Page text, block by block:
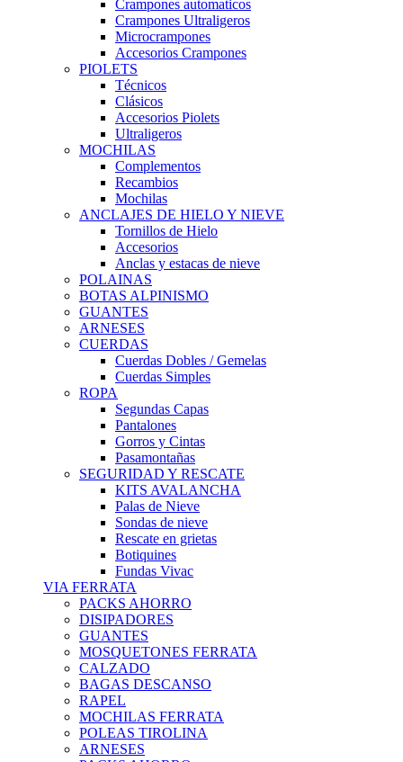
Crampones automaticos
Crampones Ultraligeros
Microcrampones
Accesorios Crampones
PIOLETS
Técnicos
Clásicos
Accesorios Piolets
Ultraligeros
MOCHILAS
Complementos
Recambios
Mochilas
ANCLAJES DE HIELO Y NIEVE
Tornillos de Hielo
Accesorios
Anclas y estacas de nieve
POLAINAS
BOTAS ALPINISMO
GUANTES
ARNESES
CUERDAS
Cuerdas Dobles / Gemelas
Cuerdas Simples
ROPA
Segundas Capas
Pantalones
Gorros y Cintas
Pasamontañas
SEGURIDAD Y RESCATE
KITS AVALANCHA
Palas de Nieve
Sondas de nieve
Rescate en grietas
Botiquines
Fundas Vivac
VIA FERRATA
PACKS AHORRO
DISIPADORES
GUANTES
MOSQUETONES FERRATA
CALZADO
BAGAS DESCANSO
RAPEL
MOCHILAS FERRATA
POLEAS TIROLINA
ARNESES